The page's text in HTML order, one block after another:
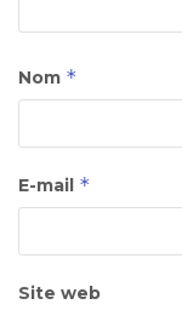
Nom *
E-mail *
Site web